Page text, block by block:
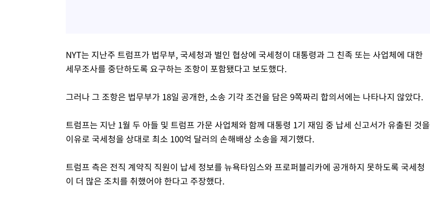
NYT는 지난주 트럼프가 법무부, 국세청과 벌인 협상에 국세청이 대통령과 그 친족 또는 사업체에 대한
세무조사를 중단하도록 요구하는 조항이 포함됐다고 보도했다.
그러나 그 조항은 법무부가 18일 공개한, 소송 기각 조건을 담은 9쪽짜리 합의서에는 나타나지 않았다.
트럼프는 지난 1월 두 아들 및 트럼프 가문 사업체와 함께 대통령 1기 재임 중 납세 신고서가 유출된 것을
이유로 국세청을 상대로 최소 100억 달러의 손해배상 소송을 제기했다.
트럼프 측은 전직 계약직 직원이 납세 정보를 뉴욕타임스와 프로퍼블리카에 공개하지 못하도록 국세청
이 더 많은 조치를 취했어야 한다고 주장했다.